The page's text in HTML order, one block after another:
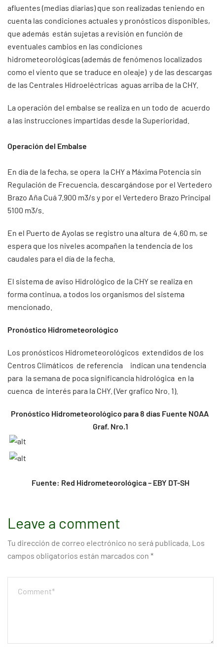
afluentes (medias diarias) que son realizadas teniendo en
cuenta las condiciones actuales y pronósticos disponibles,
que además están sujetas a revisión en función de
eventuales cambios en las condiciones
hidrometeorológicas (además de fenómenos localizados
como el viento que se traduce en oleaje) y de las descargas
de las Centrales Hidroeléctricas aguas arriba de la CHY.
La operación del embalse se realiza en un todo de acuerdo
a las instrucciones impartidas desde la Superioridad.
Operación del Embalse
En día de la fecha, se opera la CHY a Máxima Potencia sin
Regulación de Frecuencia, descargándose por el Vertedero
Brazo Aña Cuá 7.900 m3/s y por el Vertedero Brazo Principal
5100 m3/s.
En el Puerto de Ayolas se registro una altura de 4.60 m, se
espera que los niveles acompañen la tendencia de los
caudales para el día de la fecha.
El sistema de aviso Hidrológico de la CHY se realiza en
forma continua, a todos los organismos del sistema
mencionado.
Pronóstico Hidrometeorológico
Los pronósticos Hidrometeorológicos extendidos de los
Centros Climáticos de referencia indican una tendencia
para la semana de poca significancia hidrológica en la
cuenca de interés para la CHY. (Ver grafico Nro. 1).
Pronóstico Hidrometeorológico para 8 días Fuente NOAA
Graf. Nro.1
Fuente: Red Hidrometeorológica – EBY DT-SH
Leave a comment
Tu dirección de correo electrónico no será publicada. Los
campos obligatorios están marcados con *